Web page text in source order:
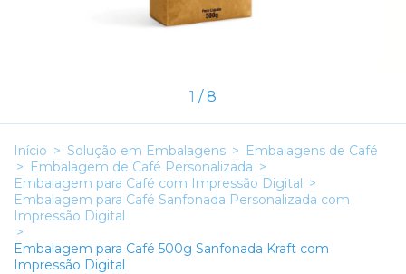
1 /8
Início > Solução em Embalagens > Embalagens de Café
> Embalagem de Café Personalizada >
Embalagem para Café com Impressão Digital >
Embalagem para Café Sanfonada Personalizada com
Impressão Digital
>
Embalagem para Café 500g Sanfonada Kraft com
Impressão Digital